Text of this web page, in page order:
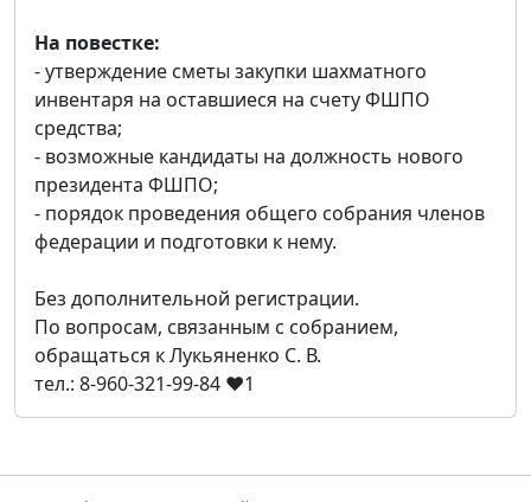
На повестке:
- утверждение сметы закупки шахматного
инвентаря на оставшиеся на счету ФШПО
средства;
- возможные кандидаты на должность нового
президента ФШПО;
- порядок проведения общего собрания членов
федерации и подготовки к нему.
Без дополнительной регистрации.
По вопросам, связанным с собранием,
обращаться к Лукьяненко С. В.
тел.: 8-960-321-99-84 ❤1